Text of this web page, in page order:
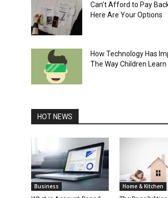
Can’t Afford to Pay
Here Are Your Options
How Technology Has
The Way Children
HOT NEWS
Business Home & Kitchen